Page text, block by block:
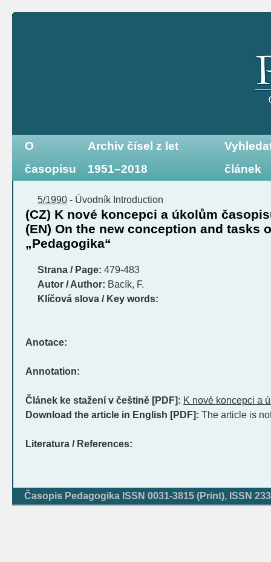
O
časopisu
Archiv čísel z let
1951–2018
článek
5/1990 - Úvodník Introduction
(CZ) K nové koncepci a úkolům
(EN) On the new conception and tasks
„Pedagogika“
Strana / Page: 479-483
Autor / Author: Bacík, F.
Klíčová slova / Key words:
Anotace:
Annotation:
Článek ke stažení v češtině [PDF]: K nové koncepci a
Download the article in English [PDF]: The article is
Literatura / References:
Časopis Pedagogika ISSN 0031-3815 (Print), ISSN